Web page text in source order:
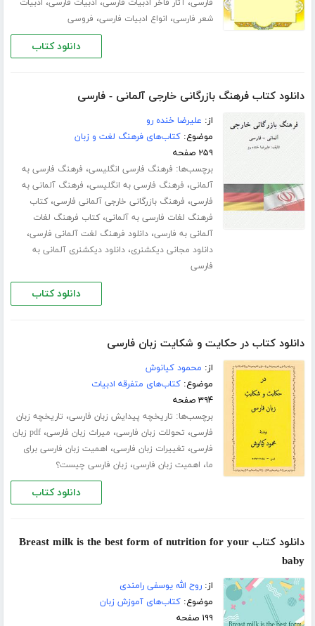
فارسی، آثار فاخر ادبیات فارسی، ادبیات فارسی، ادبیات
شعر فارسی، انواع ادبیات فارسی، فروسی
دانلود کتاب
دانلود کتاب فرهنگ بازرگانی خارجی آلمانی - فارسی
از: علیرضا خنده رو
موضوع:کتاب‌های فرهنگ لغت و زبان
۲۵۹ صفحه
برچسب‌ها: فرهنگ فارسی انگلیسی، فرهنگ فارسی به
آلمانی، فرهنگ فارسی به انگلیسی، فرهنگ آلمانی به
فارسی، فرهنگ بازرگانی خارجی آلمانی فارسی،کتاب
فرهنگ لغات فارسی به آلمانی،کتاب فرهنگ لغات
آلمانی به فارسی،دانلود فرهنگ لغت آلمانی فارسی،
دانلود مجانی دیکشنری،دانلود دیکشنری آلمانی به
فارسی
دانلود کتاب
دانلود کتاب در حکایت و شکایت زبان فارسی
از: محمود کیانوش
موضوع:کتاب‌های متفرقه ادبیات
۳۹۴ صفحه
برچسب‌ها: تاریخچه پیدایش زبان فارسی، تاریخچه زبان
فارسی، تحولات زبان فارسی، میراث زبان فارسی،
pdf زبان
فارسی، تغییرات زبان فارسی، اهمیت زبان فارسی برای
ما، اهمیت زبان فارسی، زبان فارسی چیست؟
دانلود کتاب
دانلود کتاب Breast milk is the best form of nutrition for your
baby
از:روح الله یوسفی رامندی
موضوع:کتاب‌های آموزش زبان
۱۹۹ صفحه